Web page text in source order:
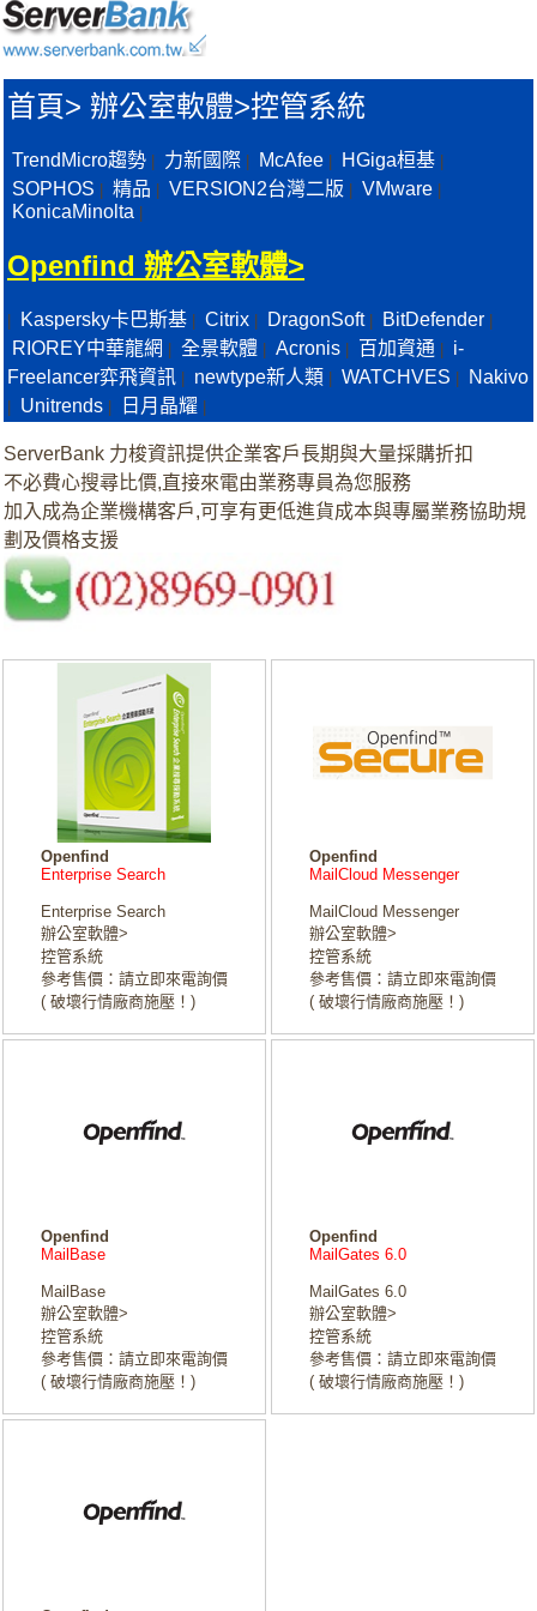
首頁> 辦公室軟體>控管系統
TrendMicro趨勢 力新國際 McAfee HGiga桓基
SOPHOS 精品 VERSION2台灣二版 VMware
KonicaMinolta
Openfind 辦公室軟體>
Kaspersky卡巴斯基 Citrix DragonSoft| BitDefender
RIOREY中華龍網 全景軟體 Acronis 百加資通
i-
Freelancer弈飛資訊
newtype新人類 WATCHVES Nakivo
Unitrends 日月晶耀
ServerBank 力梭資訊提供企業客戶長期與大量採購折扣
不必費心搜尋比價,直接來電由業務專員為您服務
加入成為企業機構客戶,可享有更低進貨成本與專屬業務協助規
劃及價格支援
Openfind
Enterprise Search
Enterprise Search
辦公室軟體>
控管系統
參考售價：請立即來電詢價
( 破壞行情廠商施壓！)
Openfind
MailCloud Messenger
MailCloud Messenger
辦公室軟體>
控管系統
參考售價：請立即來電詢價
( 破壞行情廠商施壓！)
Openfind
MailBase
MailBase
辦公室軟體>
控管系統
參考售價：請立即來電詢價
( 破壞行情廠商施壓！)
Openfind
MailGates 6.0
MailGates 6.0
辦公室軟體>
控管系統
參考售價：請立即來電詢價
( 破壞行情廠商施壓！)